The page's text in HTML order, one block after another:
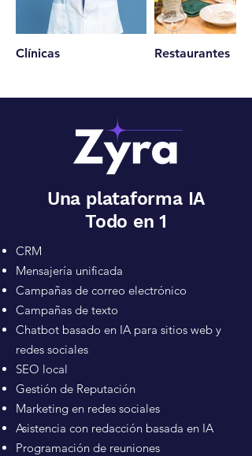
Clínicas Restaurantes
Una plataforma IA
Todo en 1
CRM
Mensajería unificada
Campañas de correo electrónico
Campañas de texto
Chatbot basado en IA para sitios web y
redes sociales
SEO local
Gestión de Reputación
Marketing en redes sociales
Asistencia con redacción basada en IA
Programación de reuniones